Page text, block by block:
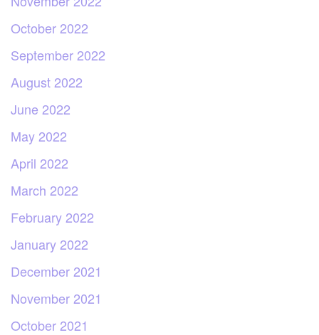
October 2022
September 2022
August 2022
June 2022
May 2022
April 2022
March 2022
February 2022
January 2022
December 2021
November 2021
October 2021